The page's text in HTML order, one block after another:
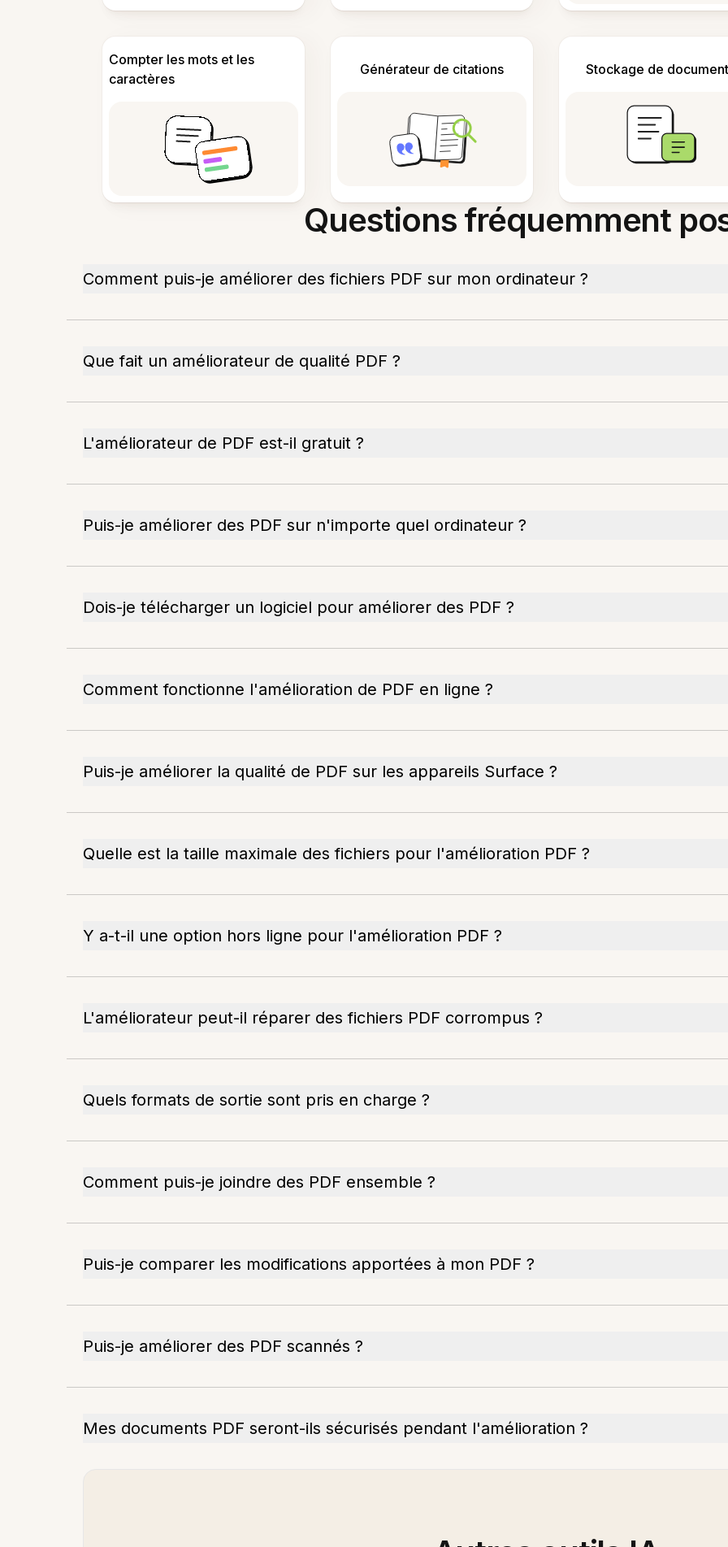
Compter les mots et les
caractères
Générateur de citations Stockage de
Questions fréquemment
Comment puis-je améliorer des fichiers PDF sur mon ordinateur ?
Que fait un améliorateur de qualité PDF ?
L'améliorateur de PDF est-il gratuit ?
Puis-je améliorer des PDF sur n'importe quel ordinateur ?
Dois-je télécharger un logiciel pour améliorer des PDF ?
Comment fonctionne l'amélioration de PDF en ligne ?
Puis-je améliorer la qualité de PDF sur les appareils Surface ?
Quelle est la taille maximale des fichiers pour l'amélioration PDF ?
Y a-t-il une option hors ligne pour l'amélioration PDF ?
L'améliorateur peut-il réparer des fichiers PDF corrompus ?
Quels formats de sortie sont pris en charge ?
Comment puis-je joindre des PDF ensemble ?
Puis-je comparer les modifications apportées à mon PDF ?
Puis-je améliorer des PDF scannés ?
Mes documents PDF seront-ils sécurisés pendant l'amélioration ?